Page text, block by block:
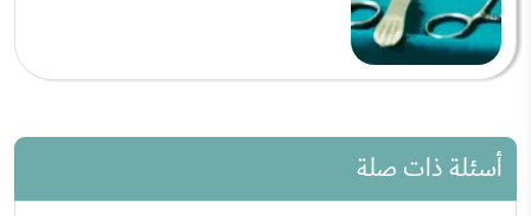
أسئلة ذات صلة